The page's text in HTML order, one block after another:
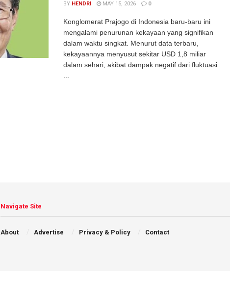
BY HENDRI MAY 15, 2026 0
Konglomerat Prajogo di Indonesia baru-baru ini
mengalami penurunan kekayaan yang signifikan
dalam waktu singkat. Menurut data terbaru,
kekayaannya menyusut sekitar USD 1,8 miliar
dalam sehari, akibat dampak negatif dari fluktuasi
Navigate Site
About Advertise Privacy & Policy Contact